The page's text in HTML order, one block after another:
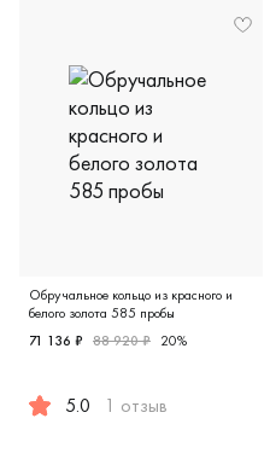
Обручальное кольцо из красного и
белого золота 585 пробы
71 136 ₽ 88 920 ₽ 20%
5.0 1 отзыв